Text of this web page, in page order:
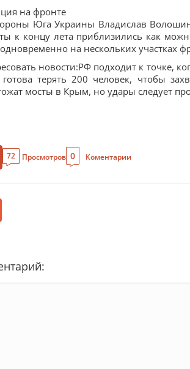
на фронте
Юга Украины Владислав
к концу лета приблизились как
на нескольких участках
новости:РФ подходит к точке,
готова терять 200 человек, чтобы
мосты в Крым, но удары следует
72 Просмотров 0 Коментарии